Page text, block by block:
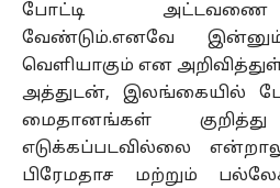
போட்டி அட்டவணை
வேண்டும்.எனவே
வெளியாகும் என
அத்துடன், இலங்கையில்
மைதானங்கள்
எடுக்கப்படவில்லை
பிரேமதாச மற்றும்